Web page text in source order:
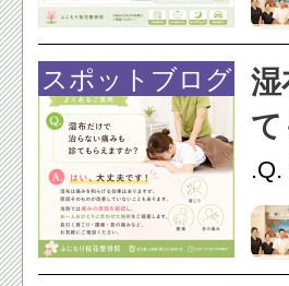
す
け
担
つ
スポットブログ
湿
ら
湿